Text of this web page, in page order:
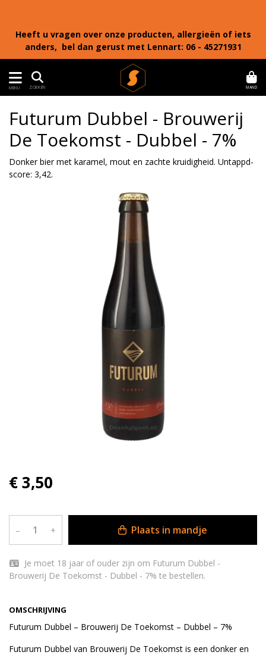
Heeft u vragen over onze producten, allergieën of iets
anders, bel dan gerust met Lennart: 06 - 45271931
MENU ZOEKEN MAND
OMSCHRIJVING
Futurum Dubbel – Brouwerij De Toekomst – Dubbel – 7%
Futurum Dubbel van Brouwerij De Toekomst is een donker en
Futurum Dubbel - Brouwerij
De Toekomst - Dubbel - 7%
Donker bier met karamel, mout en zachte kruidigheid. Untappd-
score: 3,42.
€ 3,50
– + Plaats in mandje
Brouwerij De Toekomst - Dubbel - 7% te bestellen.